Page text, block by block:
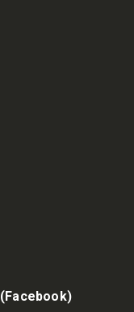
(Facebook)